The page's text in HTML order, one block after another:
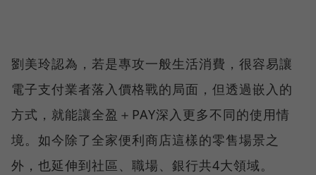
劉美玲認為，若是專攻一般生活消費，很容易讓
電子支付業者落入價格戰的局面，但透過嵌入的
方式，就能讓全盈＋PAY深入更多不同的使用情
境。如今除了全家便利商店這樣的零售場景之
外，也延伸到社區、職場、銀行共4大領域。